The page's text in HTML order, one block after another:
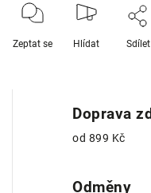
Zeptat se Hlídat Sdílet
Doprava
od 899 Kč
Odměny